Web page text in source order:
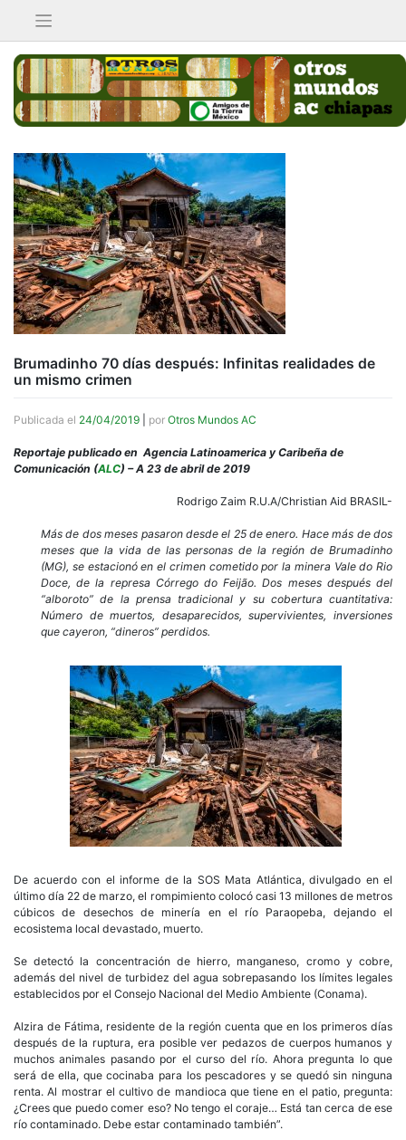
contenido
Brumadinho 70 días después: Infinitas realidades de
un mismo crimen
Publicada el 24/04/2019 por Otros Mundos AC
Reportaje publicado en Agencia Latinoamerica y Caribeña de
Comunicación (ALC) – A 23 de abril de 2019
Rodrigo Zaim R.U.A/Christian Aid BRASIL-
Más de dos meses pasaron desde el 25 de enero. Hace más de dos
meses que la vida de las personas de la región de Brumadinho
(MG), se estacionó en el crimen cometido por la minera Vale do Rio
Doce, de la represa Córrego do Feijão. Dos meses después del
“alboroto” de la prensa tradicional y su cobertura cuantitativa:
Número de muertos, desaparecidos, supervivientes, inversiones
que cayeron, “dineros” perdidos.
De acuerdo con el informe de la SOS Mata Atlántica, divulgado en el
último día 22 de marzo, el rompimiento colocó casi 13 millones de metros
cúbicos de desechos de minería en el río Paraopeba, dejando el
ecosistema local devastado, muerto.
Se detectó la concentración de hierro, manganeso, cromo y cobre,
además del nivel de turbidez del agua sobrepasando los límites legales
establecidos por el Consejo Nacional del Medio Ambiente (Conama).
Alzira de Fátima, residente de la región cuenta que en los primeros días
después de la ruptura, era posible ver pedazos de cuerpos humanos y
muchos animales pasando por el curso del río. Ahora pregunta lo que
será de ella, que cocinaba para los pescadores y se quedó sin ninguna
renta. Al mostrar el cultivo de mandioca que tiene en el patio, pregunta:
¿Crees que puedo comer eso? No tengo el coraje… Está tan cerca de ese
río contaminado. Debe estar contaminado también”.